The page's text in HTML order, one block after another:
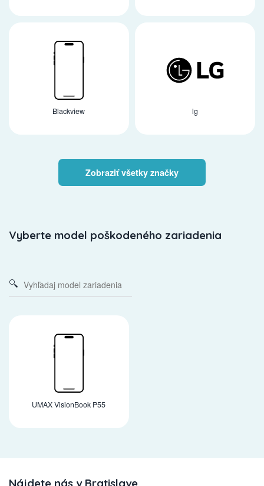
Blackview lg
Zobraziť všetky značky
Vyberte model poškodeného zariadenia
UMAX VisionBook P55
Nájdete nás v Bratislave